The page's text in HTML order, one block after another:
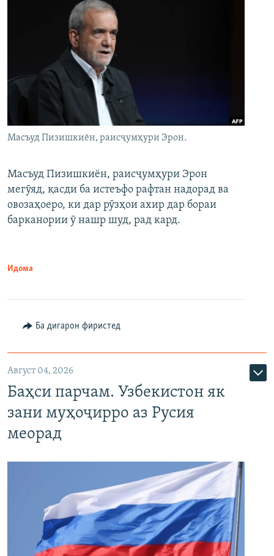
Масъуд Пизишкиён, раисҷумҳури Эрон.
Масъуд Пизишкиён, раисҷумҳури Эрон
мегӯяд, қасди ба истеъфо рафтан надорад ва
овозаҳоеро, ки дар рӯзҳои ахир дар бораи
барканории ӯ нашр шуд, рад кард.
Идома
Ба дигарон фиристед
Август 04, 2026
Баҳси парчам. Узбекистон як
зани муҳоҷирро аз Русия
меорад